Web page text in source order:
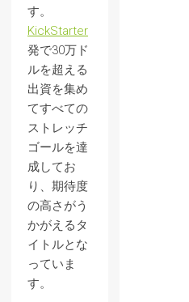
す。
KickStarter
発で30万ド
ルを超える
出資を集め
てすべての
ストレッチ
ゴールを達
成してお
り、期待度
の高さがう
かがえるタ
イトルとな
っていま
す。